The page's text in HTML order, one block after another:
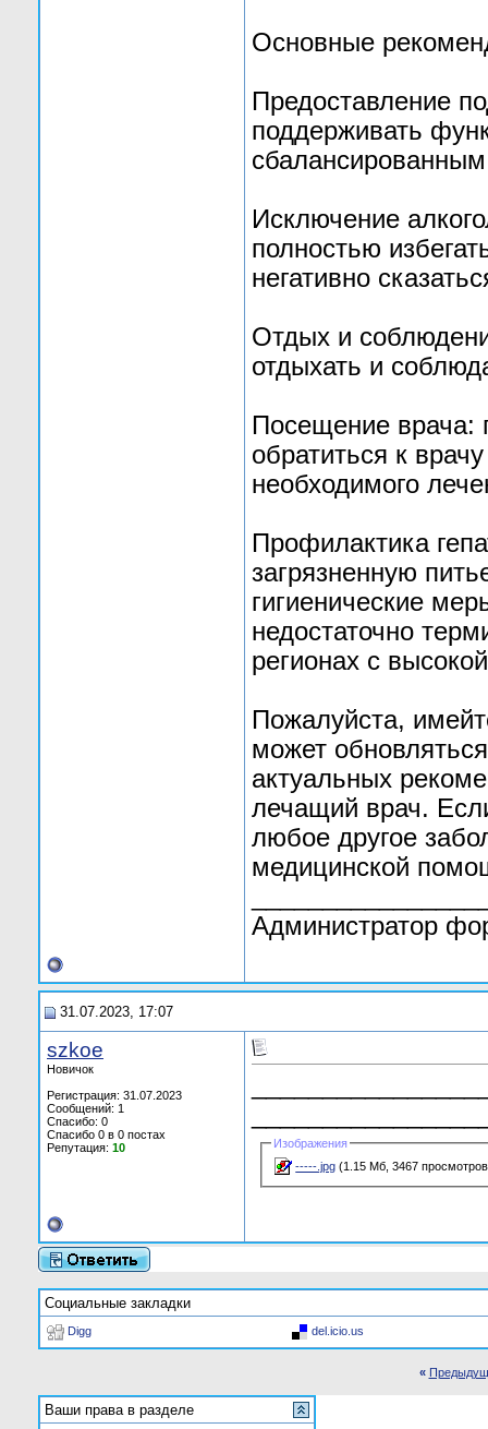
Основные
Предоставление
поддерживать
Исключение
полностью
негативно
Отдых и
отдыхать и
Посещение врача:
обратиться к
необходимого
Профилактика
загрязненную
гигиенические
недостаточно
регионах с
Пожалуйста,
может
актуальных
лечащий врач.
любое другое
медицинской
Администратор
31.07.2023, 17:07
szkoe
Новичок
Регистрация: 31.07.2023
Сообщений: 1
Спасибо: 0
Спасибо 0 в 0 постах
Репутация: 10
Изображения
-----.jpg (1.15 Мб, 3467
Социальные закладки
Digg del.icio.us
«
Ваши права в разделе